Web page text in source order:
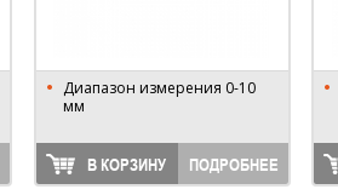
Диапазон измерения 0-10
мм
В КОРЗИНУ ПОДРОБНЕЕ